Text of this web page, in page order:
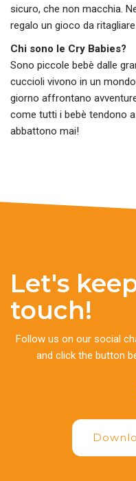
sicuro, che non macchia.
regalo un gioco da
Chi sono le Cry Babies?
Sono piccole bebè dalle
cuccioli vivono in un
giorno affrontano
come tutti i bebè tendono
abbattono mai!
Let's
touch!
Follow us on our social
and click the button